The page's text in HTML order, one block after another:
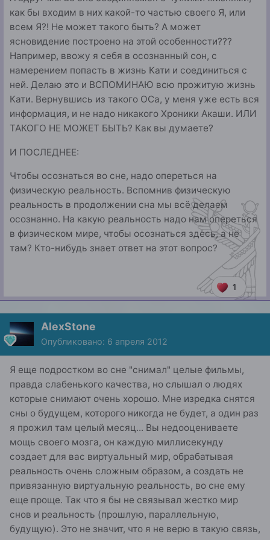
как бы входим в них какой-то частью своего Я, или
всем Я?! Не может такого быть? А может
ясновидение построено на этой особенности???
Например, ввожу я себя в осознанный сон, с
намерением попасть в жизнь Кати и соединиться с
ней. Делаю это и ВСПОМИНАЮ всю прожитую жизнь
Кати. Вернувшись из такого ОСа, у меня уже есть вся
информация, и не надо никакого Хроники Акаши. ИЛИ
ТАКОГО НЕ МОЖЕТ БЫТЬ? Как вы думаете?
И ПОСЛЕДНЕЕ:
Чтобы осознаться во сне, надо опереться на
физическую реальность. Вспомнив физическую
реальность в продолжении сна мы всё делаем
осознанно. На какую реальность надо нам опереться
в физическом мире, чтобы осознаться здесь, а не
там? Кто-нибудь знает ответ на этот вопрос?
1
AlexStone
Опубликовано: 6 апреля 2012
Я еще подростком во сне "снимал" целые фильмы,
правда слабенького качества, но слышал о людях
которые снимают очень хорошо. Мне изредка снятся
сны о будущем, которого никогда не будет, а один раз
я прожил там целый месяц... Вы недооцениваете
мощь своего мозга, он каждую миллисекунду
создает для вас виртуальный мир, обрабатывая
реальность очень сложным образом, а создать не
привязанную виртуальную реальность, во сне ему
еще проще. Так что я бы не связывал жестко мир
снов и реальность (прошлую, параллельную,
будущую). Это не значит, что я не верю в такую связь,